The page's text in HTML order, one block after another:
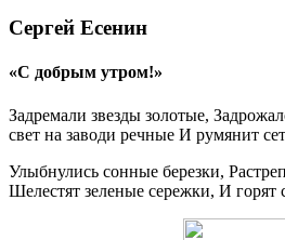
Сергей Есенин
«С добрым утром!»
Задремали звезды золотые,
свет на заводи речные И румянит
Улыбнулись сонные березки,
Шелестят зеленые сережки, И горят